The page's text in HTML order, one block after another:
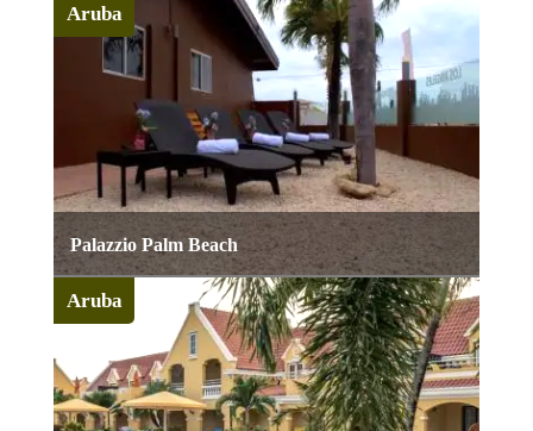
Aruba
Palazzio Palm Beach
Aruba